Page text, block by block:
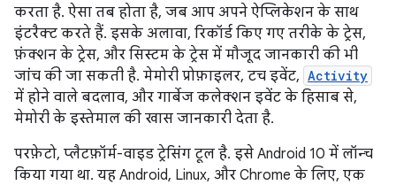
करता है. ऐसा तब होता है, जब आप अपने ऐप्लिकेशन के साथ
इंटरैक्ट करते हैं. इसके अलावा, रिकॉर्ड किए गए तरीके के ट्रेस,
फ़ंक्शन के ट्रेस, और सिस्टम के ट्रेस में मौजूद जानकारी की भी
जांच की जा सकती है. मेमोरी प्रोफ़ाइलर, टच इवेंट, Activity
में होने वाले बदलाव, और गार्बेज कलेक्शन इवेंट के हिसाब से,
मेमोरी के इस्तेमाल की खास जानकारी देता है.
परफ़ेटो, प्लैटफ़ॉर्म-वाइड ट्रेसिंग टूल है. इसे Android 10 में लॉन्च
किया गया था. यह Android, Linux, और Chrome के लिए, एक